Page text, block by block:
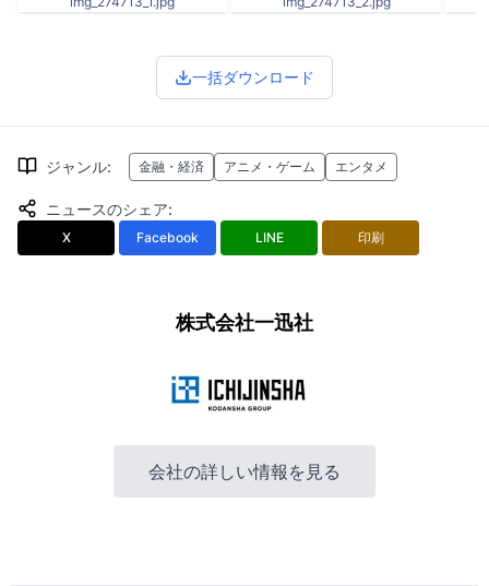
一括ダウンロード
ジャンル: 金融・経済 アニメ・ゲーム エンタメ
ニュースのシェア:
X Facebook LINE 印刷
株式会社一迅社
会社の詳しい情報を見る